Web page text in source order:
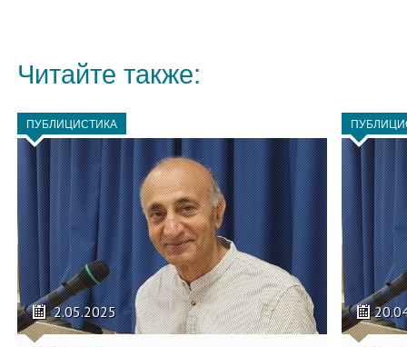
Читайте также:
ПУБЛИЦИСТИКА
2.05.2025